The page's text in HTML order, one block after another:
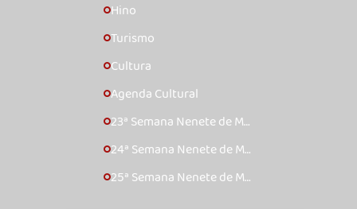
🞇Hino
🞇Turismo
🞇Cultura
🞇Agenda Cultural
🞇23ª Semana Nenete de Mú
🞇24ª Semana Nenete de Mú
🞇25ª Semana Nenete de Mú